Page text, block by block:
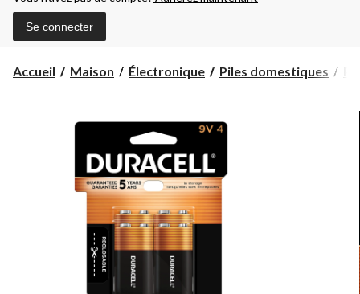
Se connecter
Accueil Maison Électronique Piles domestiques